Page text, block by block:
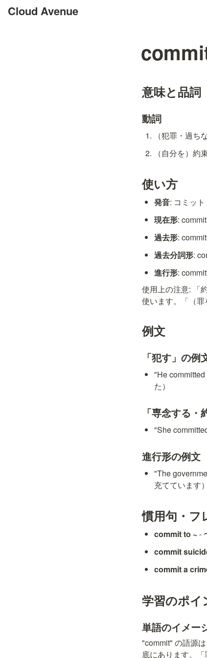
Cloud Avenue
意味と品詞
動詞
（犯罪・過ち
（自分を）
使い方
発音: コミット
現在形: commit
過去形:
過去分詞形:
進行形:
使用上の注意: 「
使います。「（罪
例文
「犯す」の例
"He
た）
「専念する
"She
進行形の例文
"The
充てています）
慣用句・フ
commit to ~ -
commit
commit a
学習のポイ
単語のイメー
"commit" の語源
底にあります。